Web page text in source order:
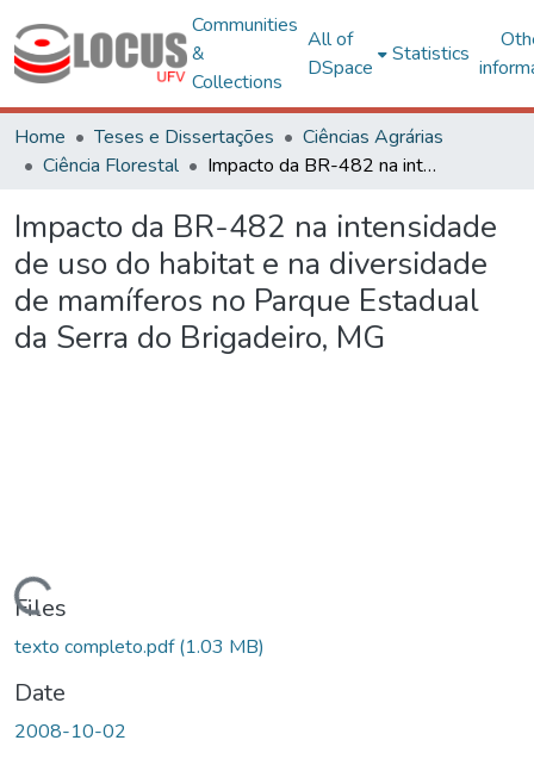
Communities
&
Collections
All of
DSpace
Statistics
Home Teses e Dissertações
Ciências Agrárias
Ciência Florestal
Impacto da BR-482 na intensidade de uso do habitat e na diversidade de mamíferos no Parque Estadual da Serra do Brigadeiro, MG
Impacto da BR-482 na intensidade
de uso do habitat e na diversidade
de mamíferos no Parque Estadual
da Serra do Brigadeiro, MG
Files
texto completo.pdf(1.03 MB)
Date
2008-10-02